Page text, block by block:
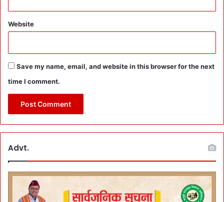
Website
Save my name, email, and website in this browser for the next
time I comment.
Advt.